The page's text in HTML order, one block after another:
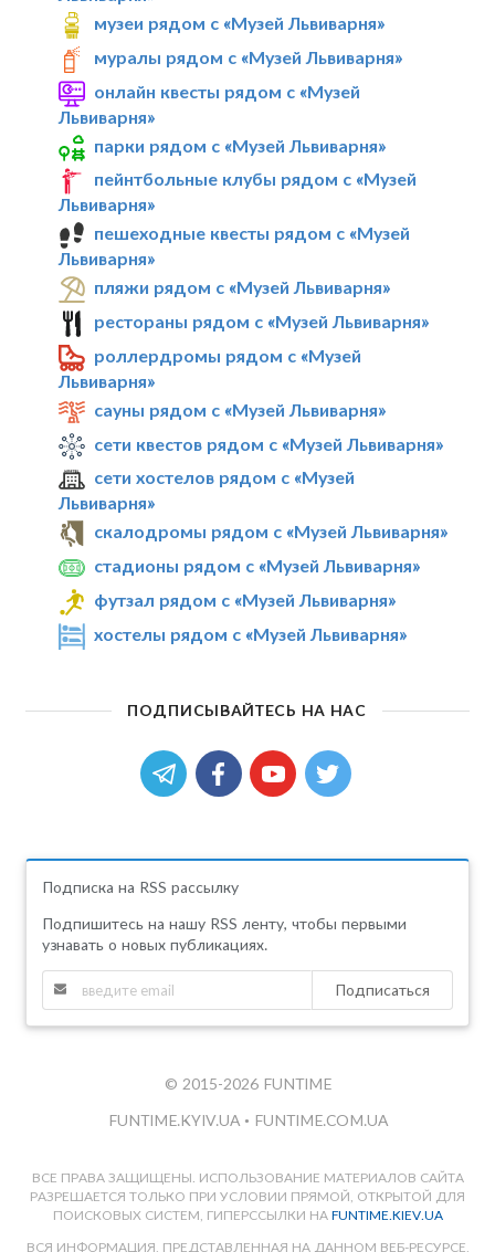
музеи рядом с «Музей Львиварня»
муралы рядом с «Музей Львиварня»
онлайн квесты рядом с «Музей
Львиварня»
парки рядом с «Музей Львиварня»
пейнтбольные клубы рядом с «Музей
Львиварня»
пешеходные квесты рядом с «Музей
Львиварня»
пляжи рядом с «Музей Львиварня»
рестораны рядом с «Музей Львиварня»
роллердромы рядом с «Музей
Львиварня»
сауны рядом с «Музей Львиварня»
сети квестов рядом с «Музей Львиварня»
сети хостелов рядом с «Музей
Львиварня»
скалодромы рядом с «Музей Львиварня»
стадионы рядом с «Музей Львиварня»
футзал рядом с «Музей Львиварня»
хостелы рядом с «Музей Львиварня»
ПОДПИСЫВАЙТЕСЬ НА НАС
Подписка на RSS рассылку
Подпишитесь на нашу RSS ленту, чтобы первыми
узнавать о новых публикациях.
Подписаться
© 2015-2026 FUNTIME
FUNTIME.KYIV.UA • FUNTIME.COM.UA
ВСЕ ПРАВА ЗАЩИЩЕНЫ. ИСПОЛЬЗОВАНИЕ МАТЕРИАЛОВ САЙТА
РАЗРЕШАЕТСЯ ТОЛЬКО ПРИ УСЛОВИИ ПРЯМОЙ, ОТКРЫТОЙ ДЛЯ
ПОИСКОВЫХ СИСТЕМ, ГИПЕРССЫЛКИ НА FUNTIME.KIEV.UA
ВСЯ ИНФОРМАЦИЯ, ПРЕДСТАВЛЕННАЯ НА ДАННОМ ВЕБ-РЕСУРСЕ,